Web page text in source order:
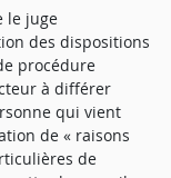
le juge
des dispositions
procédure
à différer
qui vient
de « raisons
de